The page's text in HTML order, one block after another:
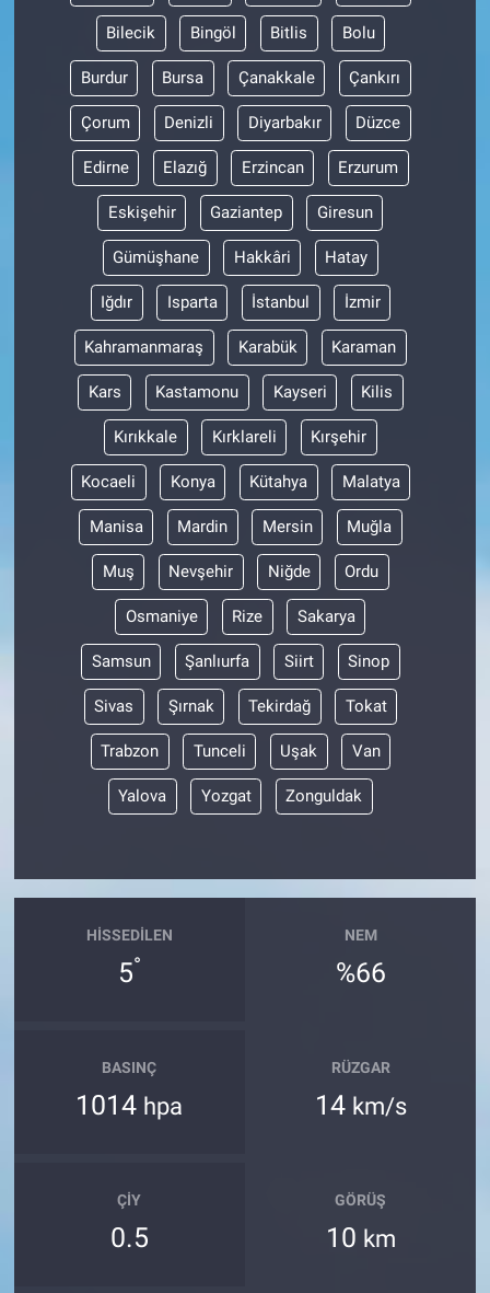
Bilecik Bingöl Bitlis Bolu
Burdur Bursa Çanakkale Çankırı
Çorum Denizli Diyarbakır Düzce
Edirne Elazığ Erzincan Erzurum
Eskişehir Gaziantep Giresun
Gümüşhane Hakkâri Hatay
Iğdır Isparta İstanbul İzmir
Kahramanmaraş Karabük Karaman
Kars Kastamonu Kayseri Kilis
Kırıkkale Kırklareli Kırşehir
Kocaeli Konya Kütahya Malatya
Manisa Mardin Mersin Muğla
Muş Nevşehir Niğde Ordu
Osmaniye Rize Sakarya
Samsun Şanlıurfa Siirt Sinop
Sivas Şırnak Tekirdağ Tokat
Trabzon Tunceli Uşak Van
Yalova Yozgat Zonguldak
HISSEDILEN
5°
NEM
%66
BASINÇ
1014 hpa
RÜZGAR
14 km/s
ÇIY
0.5
GÖRÜŞ
10 km